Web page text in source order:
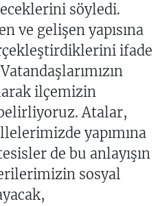
söyledi.
ve gelişen yapısına
ifade
ilçemizin
Atalar,
yapımına
de bu anlayışın
sosyal